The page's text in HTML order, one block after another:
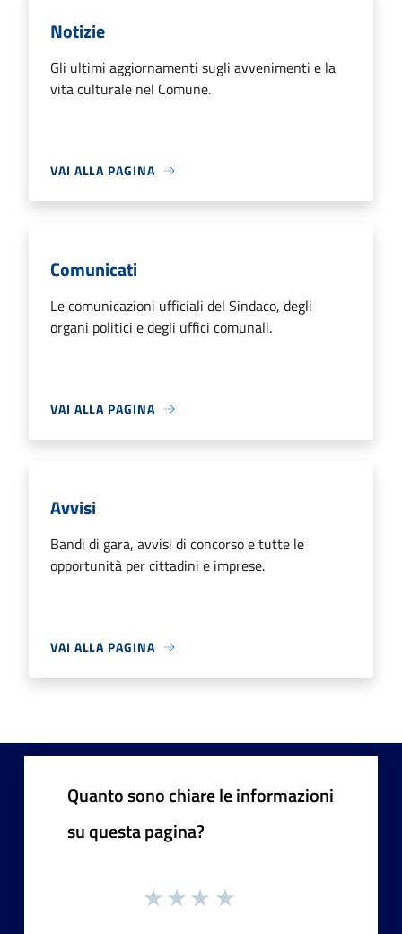
Notizie
Gli ultimi aggiornamenti sugli avvenimenti e la
vita culturale nel Comune.
VAI ALLA PAGINA
Comunicati
Le comunicazioni ufficiali del Sindaco, degli
organi politici e degli uffici comunali.
VAI ALLA PAGINA
Avvisi
Bandi di gara, avvisi di concorso e tutte le
opportunità per cittadini e imprese.
VAI ALLA PAGINA
Quanto sono chiare le informazioni
su questa pagina?